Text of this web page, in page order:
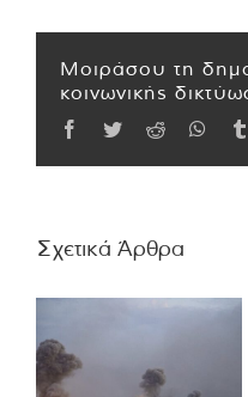
Μοιράσου τη
κοινωνικής
Facebook
TwitterReddit
Σχετικά Άρθρα